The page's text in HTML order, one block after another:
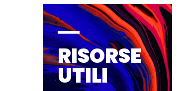
RISORSE
UTILI